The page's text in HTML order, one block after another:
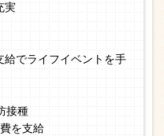
実
給でライフイベントを手
接種
を支給